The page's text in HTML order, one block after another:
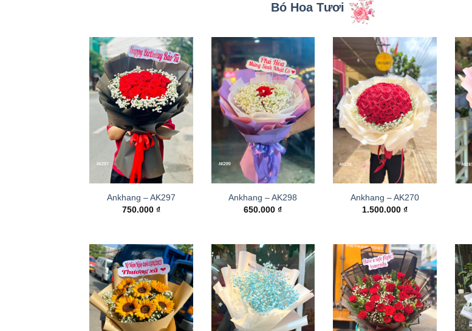
Bó Hoa Tươi
Ankhang – AK297
750.000 ₫
Ankhang – AK298
650.000₫
Ankhang – AK270
1.500.000₫